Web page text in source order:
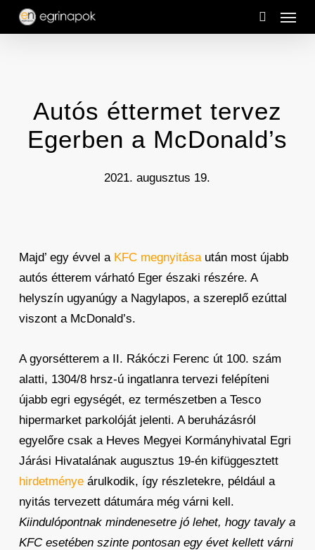
Skip
search
Menu
Autós éttermet tervez
Egerben a McDonald’s
2021. augusztus 19.
Majd’ egy évvel a KFC megnyitásaután most újabb
autós étterem várható Eger északi részére. A
helyszín ugyanúgy a Nagylapos, a szereplő ezúttal
viszont a McDonald’s.
A gyorsétterem a II. Rákóczi Ferenc út 100. szám
alatti, 1304/8 hrsz-ú ingatlanra tervezi felépíteni
újabb egri egységét, ez természetben a Tesco
hipermarket parkolóját jelenti. A beruházásról
egyelőre csak a Heves Megyei Kormányhivatal Egri
Járási Hivatalának augusztus 19-én kifüggesztett
hirdetményeárulkodik, így részletekre, például a
nyitás tervezett dátumára még várni kell.
Kiindulópontnak mindenesetre jó lehet, hogy tavaly a
KFC esetében szinte pontosan egy évet kellett várni